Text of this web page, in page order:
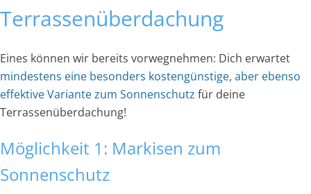
Terrassenüberdachung
Eines können wir bereits vorwegnehmen: Dich erwartet
mindestens eine besonders kostengünstige, aber ebenso
effektive Variante zum Sonnenschutz für deine
Terrassenüberdachung!
Möglichkeit 1: Markisen zum
Sonnenschutz